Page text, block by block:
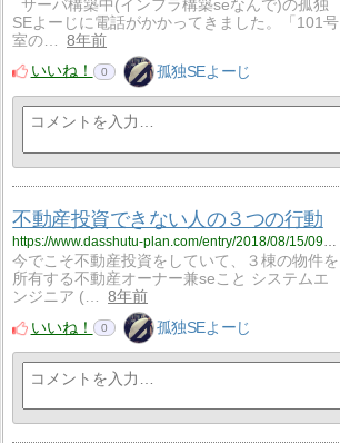
サーバ構築中(インフラ構築seなんで)の孤独
SEよーじに電話がかかってきました。「101号
室の…
8年前
いいね！
0 孤独SEよーじ
不動産投資できない人の３つの行動
今でこそ不動産投資をしていて、３棟の物件を
所有する不動産オーナー兼seこと システムエ
ンジニア (…
8年前
いいね！
0 孤独SEよーじ